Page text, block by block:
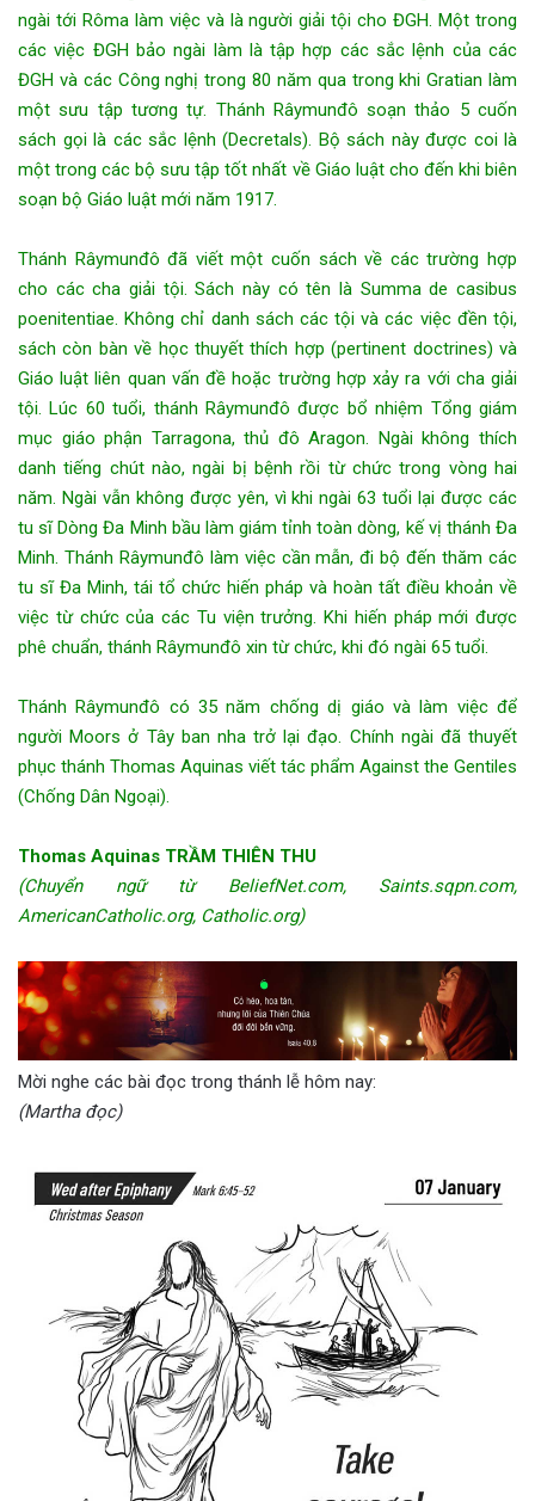
ngài tới Rôma làm việc và là người giải tội cho ĐGH. Một trong
các việc ĐGH bảo ngài làm là tập hợp các sắc lệnh của các
ĐGH và các Công nghị trong 80 năm qua trong khi Gratian làm
một sưu tập tương tự. Thánh Râymunđô soạn thảo 5 cuốn
sách gọi là các sắc lệnh (Decretals). Bộ sách này được coi là
một trong các bộ sưu tập tốt nhất về Giáo luật cho đến khi biên
soạn bộ Giáo luật mới năm 1917.
Thánh Râymunđô đã viết một cuốn sách về các trường hợp
cho các cha giải tội. Sách này có tên là Summa de casibus
poenitentiae. Không chỉ danh sách các tội và các việc đền tội,
sách còn bàn về học thuyết thích hợp (pertinent doctrines) và
Giáo luật liên quan vấn đề hoặc trường hợp xảy ra với cha giải
tội. Lúc 60 tuổi, thánh Râymunđô được bổ nhiệm Tổng giám
mục giáo phận Tarragona, thủ đô Aragon. Ngài không thích
danh tiếng chút nào, ngài bị bệnh rồi từ chức trong vòng hai
năm. Ngài vẫn không được yên, vì khi ngài 63 tuổi lại được các
tu sĩ Dòng Đa Minh bầu làm giám tỉnh toàn dòng, kế vị thánh Đa
Minh. Thánh Râymunđô làm việc cần mẫn, đi bộ đến thăm các
tu sĩ Đa Minh, tái tổ chức hiến pháp và hoàn tất điều khoản về
việc từ chức của các Tu viện trưởng. Khi hiến pháp mới được
phê chuẩn, thánh Râymunđô xin từ chức, khi đó ngài 65 tuổi.
Thánh Râymunđô có 35 năm chống dị giáo và làm việc để
người Moors ở Tây ban nha trở lại đạo. Chính ngài đã thuyết
phục thánh Thomas Aquinas viết tác phẩm Against the Gentiles
(Chống Dân Ngoại).
Thomas Aquinas TRẦM THIÊN THU
(Chuyển ngữ từ BeliefNet.com, Saints.sqpn.com,
AmericanCatholic.org, Catholic.org)
Mời nghe các bài đọc trong thánh lễ hôm nay:
(Martha đọc)